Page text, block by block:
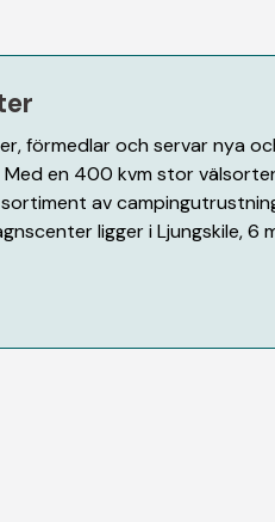
förmedlar och servar nya
Med en 400 kvm stor
av
ligger i Ljungskile, 6